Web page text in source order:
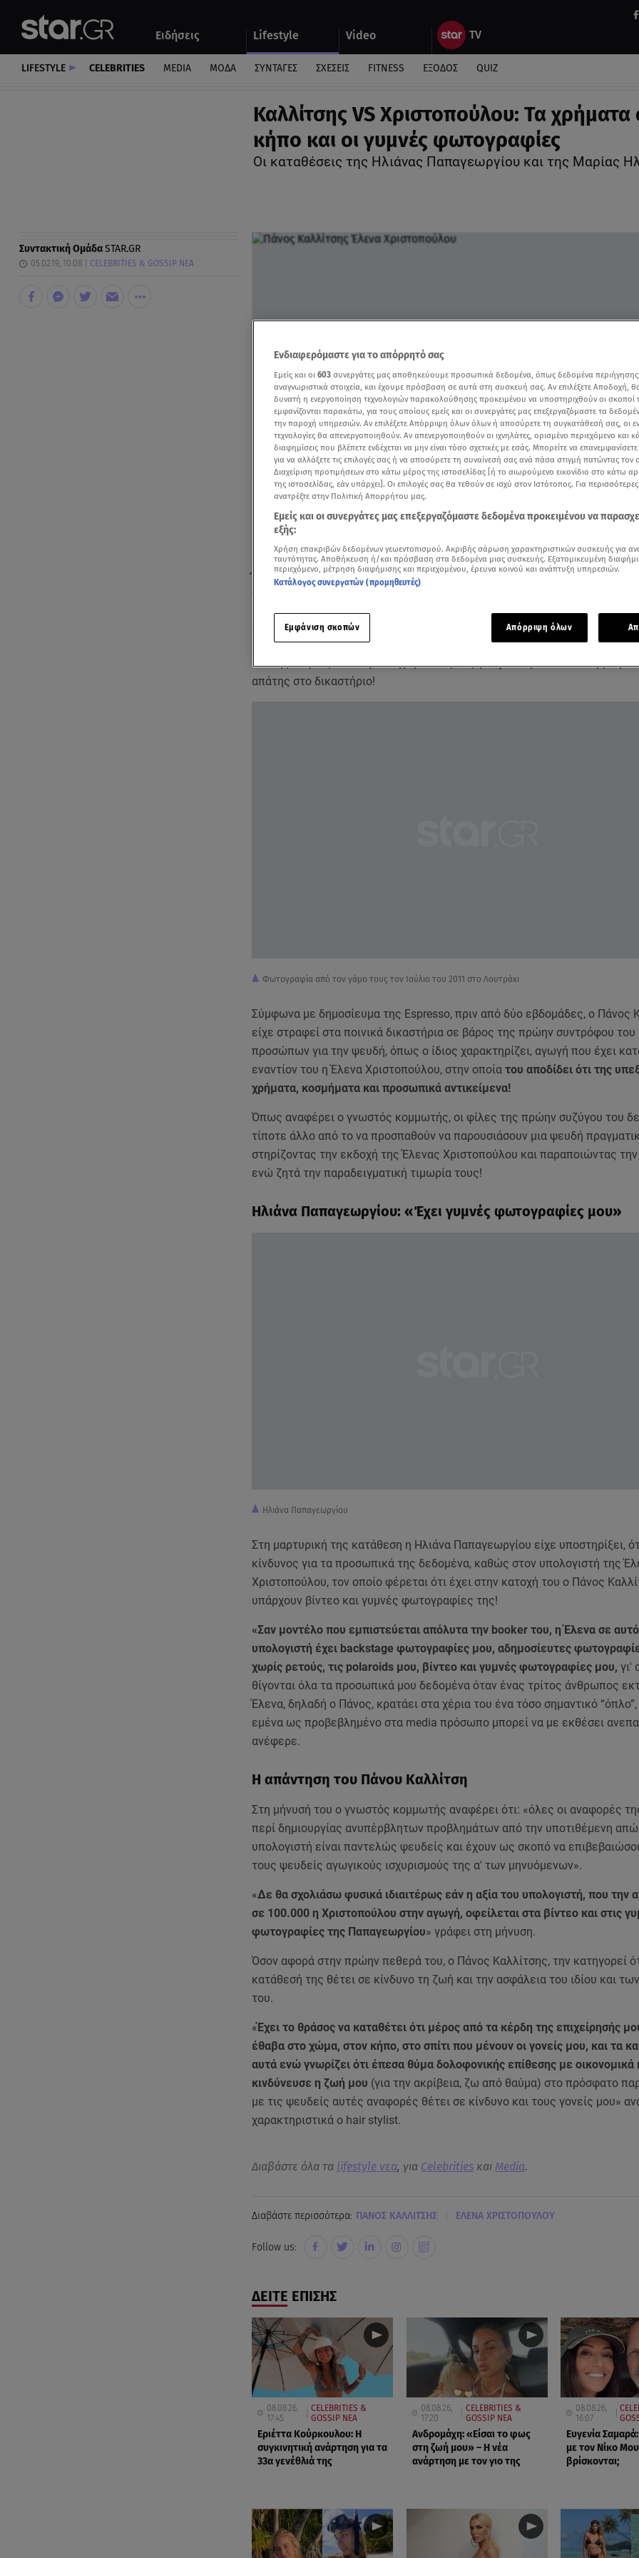
Ειδήσεις Lifestyle Video
Αυτοκίνητο
LIFESTYLE CELEBRITIES MEDIA ΜΟΔΑ ΣΥΝΤΑΓΕΣ ΣΧΕΣΕΙΣ FITNESS ΕΞΟΔΟΣ QUIZ
Καλλίτσης VS Χριστοπούλου: Τα χρήματα
κήπο και οι γυμνές φωτογραφίες
Οι καταθέσεις της Ηλιάνας Παπαγεωργίου και της Μαρίας
Συντακτική ΟμάδαSTAR.GR
05.02.19, 10:08 CELEBRITIES & GOSSIP ΝΕΑ
Δείτε περισσότερα άρθρα μας στα αποτελέσματα αναζήτησης
Ένας δικαστικός πόλεμος έχει ξεκινήσει τους τελευταίους μήνες
ζευγάρι, Πάνο Καλλίτση και Έλενα Χριστοπούλου!
Ωστόσο, οι τελευταίες εξελίξεις είναι αρκετά σοβαρές... Ο γνωστός
κάνει μήνυση εναντίον της πρώην πεθεράς του, αλλά και της Ηλιάνας
και της Μαρίας Ηλιάκη, κατηγορώντας τες για ψευδορκία κατά συρροή
απάτης στο δικαστήριο!
Φωτογραφία από τον γάμο τους τον Ιούλιο του 2011 στο Λουτράκι
Σύμφωνα με δημοσίευμα της Espresso, πριν από δύο εβδομάδες, ο Πάνος
είχε στραφεί στα ποινικά δικαστήρια σε βάρος της πρώην συντρόφου
προσώπων για την ψευδή, όπως ο ίδιος χαρακτηρίζει, αγωγή που έχει
εναντίον του η Έλενα Χριστοπούλου, στην οποίατου αποδίδει ότι της
χρήματα, κοσμήματα και προσωπικά αντικείμενα!
Όπως αναφέρει ο γνωστός κομμωτής, οι φίλες της πρώην συζύγου του
τίποτε άλλο από το να προσπαθούν να παρουσιάσουν μια ψευδή
στηρίζοντας την εκδοχή της Έλενας Χριστοπούλου και παραποιώντας
ενώ ζητά την παραδειγματική τιμωρία τους!
Ηλιάνα Παπαγεωργίου: «Έχει γυμνές φωτογραφίες μου»
Ηλιάνα Παπαγεωργίου
Στη μαρτυρική της κατάθεση η Ηλιάνα Παπαγεωργίου είχε υποστηρίξει,
κίνδυνος για τα προσωπικά της δεδομένα, καθώς στον υπολογιστή της
Χριστοπούλου, τον οποίο φέρεται ότι έχει στην κατοχή του ο Πάνος
υπάρχουν βίντεο και γυμνές φωτογραφίες της!
«Σαν μοντέλο που εμπιστεύεται απόλυτα την booker του, η Έλενα σε
υπολογιστή έχει backstage φωτογραφίες μου, αδημοσίευτες
χωρίς ρετούς, τις polaroids μου, βίντεο και γυμνές φωτογραφίες μου, γι'
θίγονται όλα τα προσωπικά μου δεδομένα όταν ένας τρίτος άνθρωπος
Έλενα, δηλαδή ο Πάνος, κρατάει στα χέρια του ένα τόσο σημαντικό
εμένα ως προβεβλημένο στα media πρόσωπο μπορεί να με εκθέσει
ανέφερε.
Η απάντηση του Πάνου Καλλίτση
Στη μήνυσή του ο γνωστός κομμωτής αναφέρει ότι: «όλες οι αναφορές
περί δημιουργίας ανυπέρβλητων προβλημάτων από την υποτιθέμενη
υπολογιστή είναι παντελώς ψευδείς και έχουν ως σκοπό να
τους ψευδείς αγωγικούς ισχυρισμούς της α' των μηνυόμενων».
«Δε θα σχολιάσω φυσικά ιδιαιτέρως εάν η αξία του υπολογιστή, που την
σε 100.000 η Χριστοπούλου στην αγωγή, οφείλεται στα βίντεο και στις
φωτογραφίες της Παπαγεωργίου» γράφει στη μήνυση.
Όσον αφορά στην πρώην πεθερά του, ο Πάνος Καλλίτσης, την κατηγορεί
κατάθεσή της θέτει σε κίνδυνο τη ζωή και την ασφάλεια του ιδίου και
του.
«Έχει το θράσος να καταθέτει ότι μέρος από τα κέρδη της επιχείρησής
έθαβα στο χώμα, στον κήπο, στο σπίτι που μένουν οι γονείς μου, και τα
αυτά ενώ γνωρίζει ότι έπεσα θύμα δολοφονικής επίθεσης με οικονομικά
κινδύνευσε η ζωή μου (για την ακρίβεια, ζω από θαύμα) στο πρόσφατο
με τις ψευδείς αυτές αναφορές θέτει σε κίνδυνο και τους γονείς μου»
χαρακτηριστικά ο hair stylist.
Διαβάστε όλα τα lifestyle νεα, για Celebritiesκαι Media.
Διαβάστε περισσότερα: ΠΑΝΟΣ ΚΑΛΛΙΤΣΗΣ ΕΛΕΝΑ ΧΡΙΣΤΟΠΟΥΛΟΥ
Follow us:
ΔΕΙΤΕ ΕΠΙΣΗΣ
08.08.26,
17:45
CELEBRITIES &
GOSSIP ΝΕΑ
Εριέττα Κούρκουλου: Η
συγκινητική ανάρτηση για τα
33α γενέθλιά της
08.08.26,
17:20
CELEBRITIES &
GOSSIP ΝΕΑ
Ανδρομάχη: «Είσαι το φως
στη ζωή μου» – Η νέα
ανάρτηση με τον γιο της
08.08.26,
16:07
Ευγενία
με τον Νίκο
βρίσκονται;
Ενδιαφερόμαστε για το απόρρητό σας
Εμείς και οι 603 συνεργάτες μας αποθηκεύουμε προσωπικά δεδομένα, όπως δεδομένα
αναγνωριστικά στοιχεία, και έχουμε πρόσβαση σε αυτά στη συσκευή σας. Αν επιλέξετε Αποδοχή,
δυνατή η ενεργοποίηση τεχνολογιών παρακολούθησης προκειμένου να υποστηριχθούν οι σκοποί
εμφανίζονται παρακάτω, για τους οποίους εμείς και οι συνεργάτες μας επεξεργαζόμαστε τα
την παροχή υπηρεσιών. Αν επιλέξετε Απόρριψη όλων όλων ή αποσύρετε τη συγκατάθεσή σας, οι
τεχνολογίες θα απενεργοποιηθούν. Αν απενεργοποιηθούν οι ιχνηλάτες, ορισμένο περιεχόμενο και
διαφημίσεις που βλέπετε ενδέχεται να μην είναι τόσο σχετικές με εσάς. Μπορείτε να
για να αλλάξετε τις επιλογές σας ή να αποσύρετε τη συναίνεσή σας ανά πάσα στιγμή πατώντας τον
Διαχείριση προτιμήσεων στο κάτω μέρος της ιστοσελίδας [ή το αιωρούμενο εικονίδιο στο κάτω
της ιστοσελίδας, εάν υπάρχει]. Οι επιλογές σας θα τεθούν σε ισχύ στον Ιστότοπος. Για
ανατρέξτε στην Πολιτική Απορρήτου μας.
Εμείς και οι συνεργάτες μας επεξεργαζόμαστε δεδομένα προκειμένου να
εξής:
Χρήση επακριβών δεδομένων γεωεντοπισμού. Ακριβής σάρωση χαρακτηριστικών συσκευής για
ταυτότητας. Αποθήκευση ή/και πρόσβαση στα δεδομένα μιας συσκευής. Εξατομικευμένη
περιεχόμενο, μέτρηση διαφήμισης και περιεχομένου, έρευνα κοινού και ανάπτυξη υπηρεσιών.
Κατάλογος συνεργατών (προμηθευτές)
Εμφάνιση σκοπών Απόρριψη όλων